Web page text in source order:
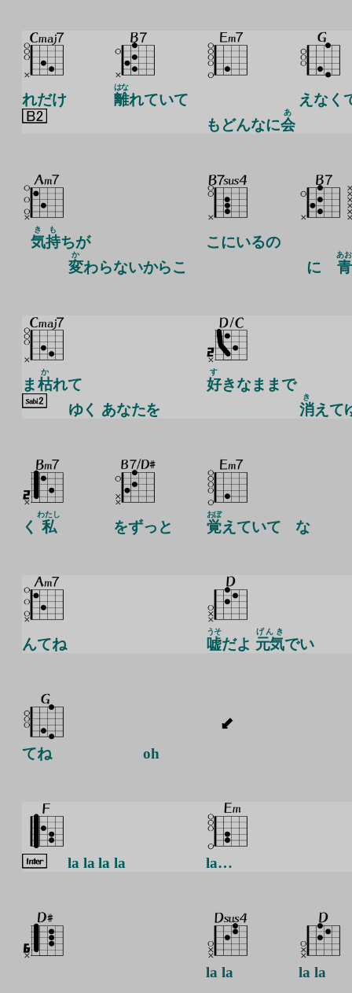
れだけ 離
はな
れていて
もどんなに会
あ
えなく
気
き
持
も
ちが
変
か
わらないからこ
こにいるの
に 青
あお
ま 枯
か
れて
ゆく あなたを
好
す
きなままで
消
き
えて
く 私
わたし
をずっと 覚
おぼ
えていて な
んてね 嘘
うそ
だよ 元気
げんき
でい
てね oh
la la la la la…
la la la la